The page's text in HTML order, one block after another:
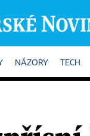
NÁZORY TECH